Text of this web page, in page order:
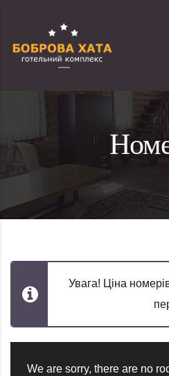
Увага! Ціна
We are sorry, there are no